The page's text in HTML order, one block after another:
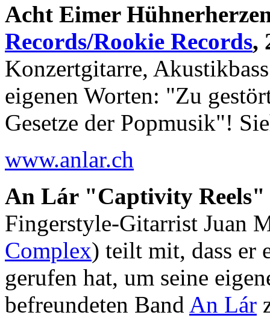
Acht Eimer
Records/Rookie Records,
Konzertgitarre,
eigenen Worten: "Zu
Gesetze der Popmusik"!
www.anlar.ch
An Lár "Captivity
Fingerstyle-Gitarrist Juan
Complex) teilt mit, dass er
gerufen hat, um seine
befreundeten Band An Lár